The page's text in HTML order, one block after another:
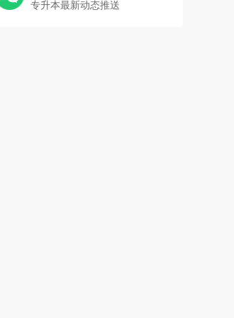
专升本最新动态推送